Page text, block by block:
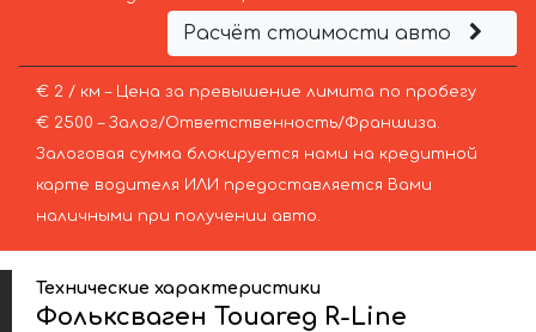
Расчёт стоимости авто
€ 2 / км – Цена за превышение лимита по пробегу
€ 2500 – Залог/Ответственность/Франшиза.
Залоговая сумма блокируется нами на кредитной
карте водителя ИЛИ предоставляется Вами
наличными при получении авто.
Технические характеристики
Фольксваген Touareg R-Line